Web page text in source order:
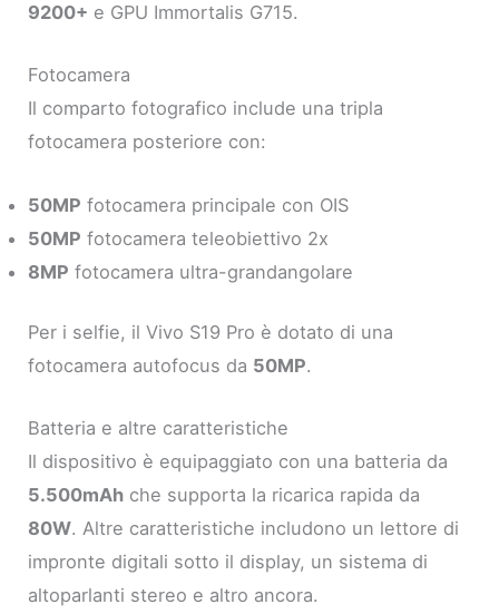
9200+ e GPU Immortalis G715.
Fotocamera
Il comparto fotografico include una tripla
fotocamera posteriore con:
50MP fotocamera principale con OIS
50MP fotocamera teleobiettivo 2x
8MP fotocamera ultra-grandangolare
Per i selfie, il Vivo S19 Pro è dotato di una
fotocamera autofocus da 50MP.
Batteria e altre caratteristiche
Il dispositivo è equipaggiato con una batteria da
5.500mAh che supporta la ricarica rapida da
80W. Altre caratteristiche includono un lettore di
impronte digitali sotto il display, un sistema di
altoparlanti stereo e altro ancora.